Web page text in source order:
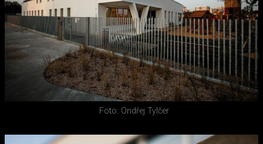
Foto: Ondřej Tylčer